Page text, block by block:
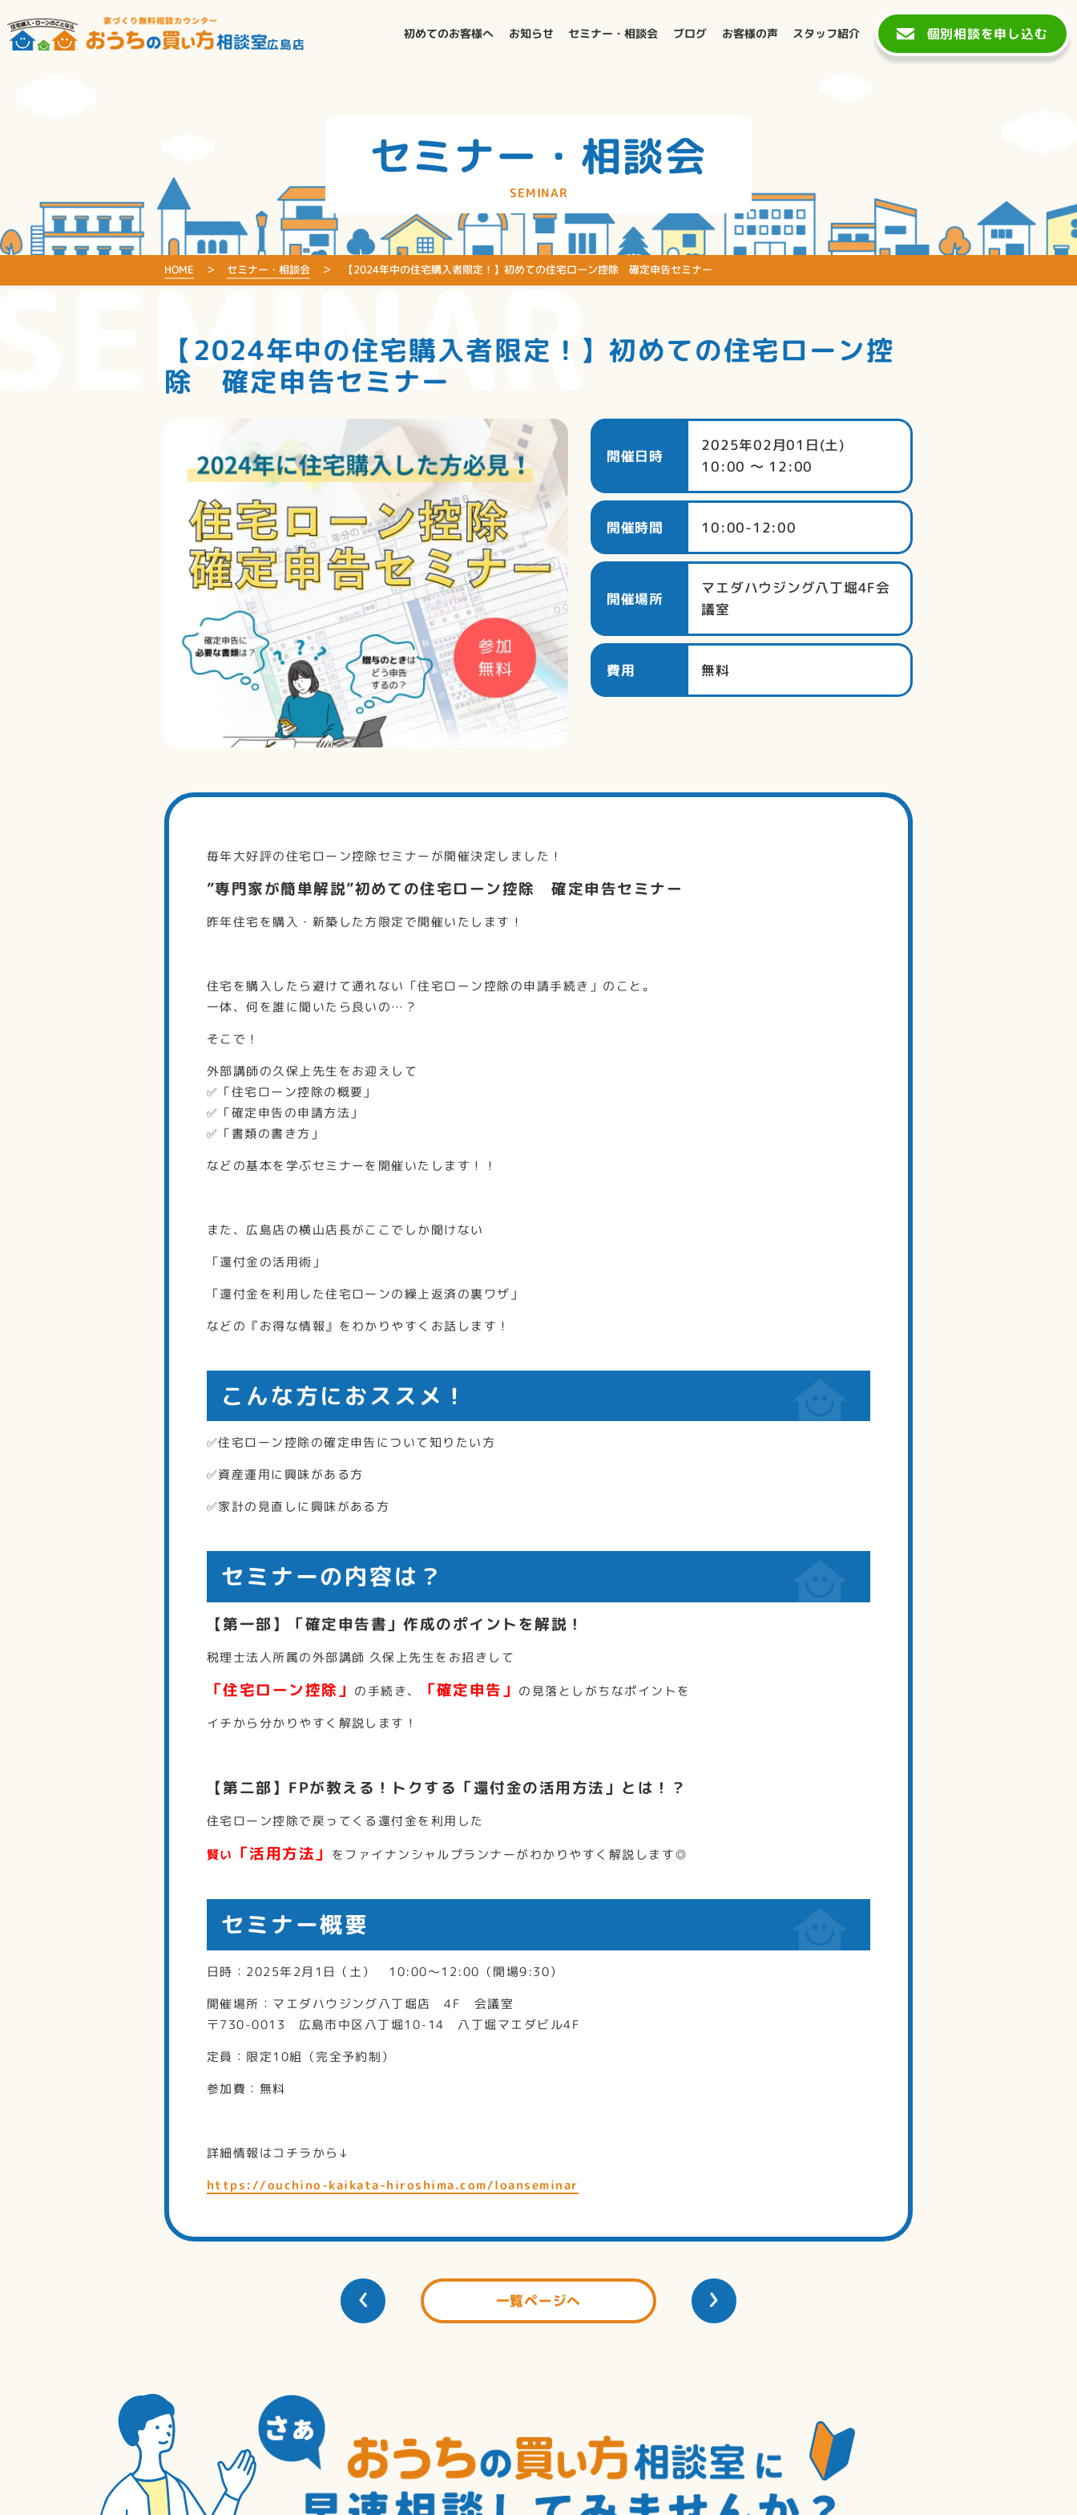
広島店
初めてのお客様へ お知らせ セミナー・相談会 ブログ お客様の声 スタッフ紹介 個別相談を申し込む
セミナー・相談会
SEMINAR
HOME セミナー・相談会 【2024年中の住宅購入者限定！】初めての住宅ローン控除 確定申告セミナー
【2024年中の住宅購入者限定！】初めての住宅ローン控
除 確定申告セミナー
開催日時
2025年02月01日(土)
10:00 〜 12:00
開催時間 10:00-12:00
開催場所
マエダハウジング八丁堀4F会
議室
費用 無料
毎年大好評の住宅ローン控除セミナーが開催決定しました！
”専門家が簡単解説”初めての住宅ローン控除 確定申告セミナー
昨年住宅を購入・新築した方限定で開催いたします！
住宅を購入したら避けて通れない「住宅ローン控除の申請手続き」のこと。
一体、何を誰に聞いたら良いの…？
そこで！
外部講師の久保上先生をお迎えして
✅「住宅ローン控除の概要」
✅「確定申告の申請方法」
✅「書類の書き方」
などの基本を学ぶセミナーを開催いたします！！
また、広島店の横山店長がここでしか聞けない
「還付金の活用術」
「還付金を利用した住宅ローンの繰上返済の裏ワザ」
などの『お得な情報』をわかりやすくお話します！
こんな方におススメ！
✅住宅ローン控除の確定申告について知りたい方
✅資産運用に興味がある方
✅家計の見直しに興味がある方
セミナーの内容は？
【第一部】「確定申告書」作成のポイントを解説！
税理士法人所属の外部講師 久保上先生をお招きして
「住宅ローン控除」 の手続き、 「確定申告」 の見落としがちなポイントを
イチから分かりやすく解説します！
【第二部】FPが教える！トクする「還付金の活用方法」とは！？
住宅ローン控除で戻ってくる還付金を利用した
賢い 「活用方法」 をファイナンシャルプランナーがわかりやすく解説します◎
セミナー概要
日時：2025年2月1日（土） 10:00～12:00（開場9:30）
開催場所：マエダハウジング八丁堀店 4F 会議室
〒730-0013 広島市中区八丁堀10-14 八丁堀マエダビル4F
定員：限定10組（完全予約制）
参加費：無料
詳細情報はコチラから↓
https://ouchino-kaikata-hiroshima.com/loanseminar
一覧ページへ